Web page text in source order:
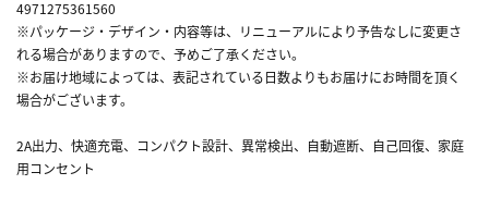
4971275361560
※パッケージ・デザイン・内容等は、リニューアルにより予告なしに変更さ
れる場合がありますので、予めご了承ください。
※お届け地域によっては、表記されている日数よりもお届けにお時間を頂く
場合がございます。
2A出力、快適充電、コンパクト設計、異常検出、自動遮断、自己回復、家庭
用コンセント